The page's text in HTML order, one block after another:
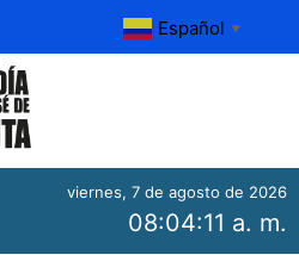
herramientas
Español ▼
viernes, 7 de agosto de 2026
08:04:11 a. m.